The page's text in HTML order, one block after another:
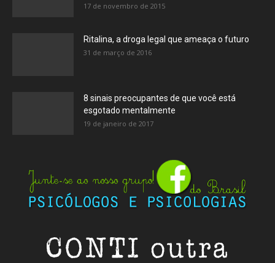
17 de novembro de 2015
Ritalina, a droga legal que ameaça o futuro
31 de março de 2016
8 sinais preocupantes de que você está
esgotado mentalmente
19 de janeiro de 2017